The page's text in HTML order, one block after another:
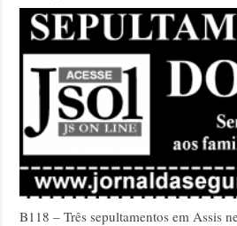
B118 – Três sepultamentos em Assis